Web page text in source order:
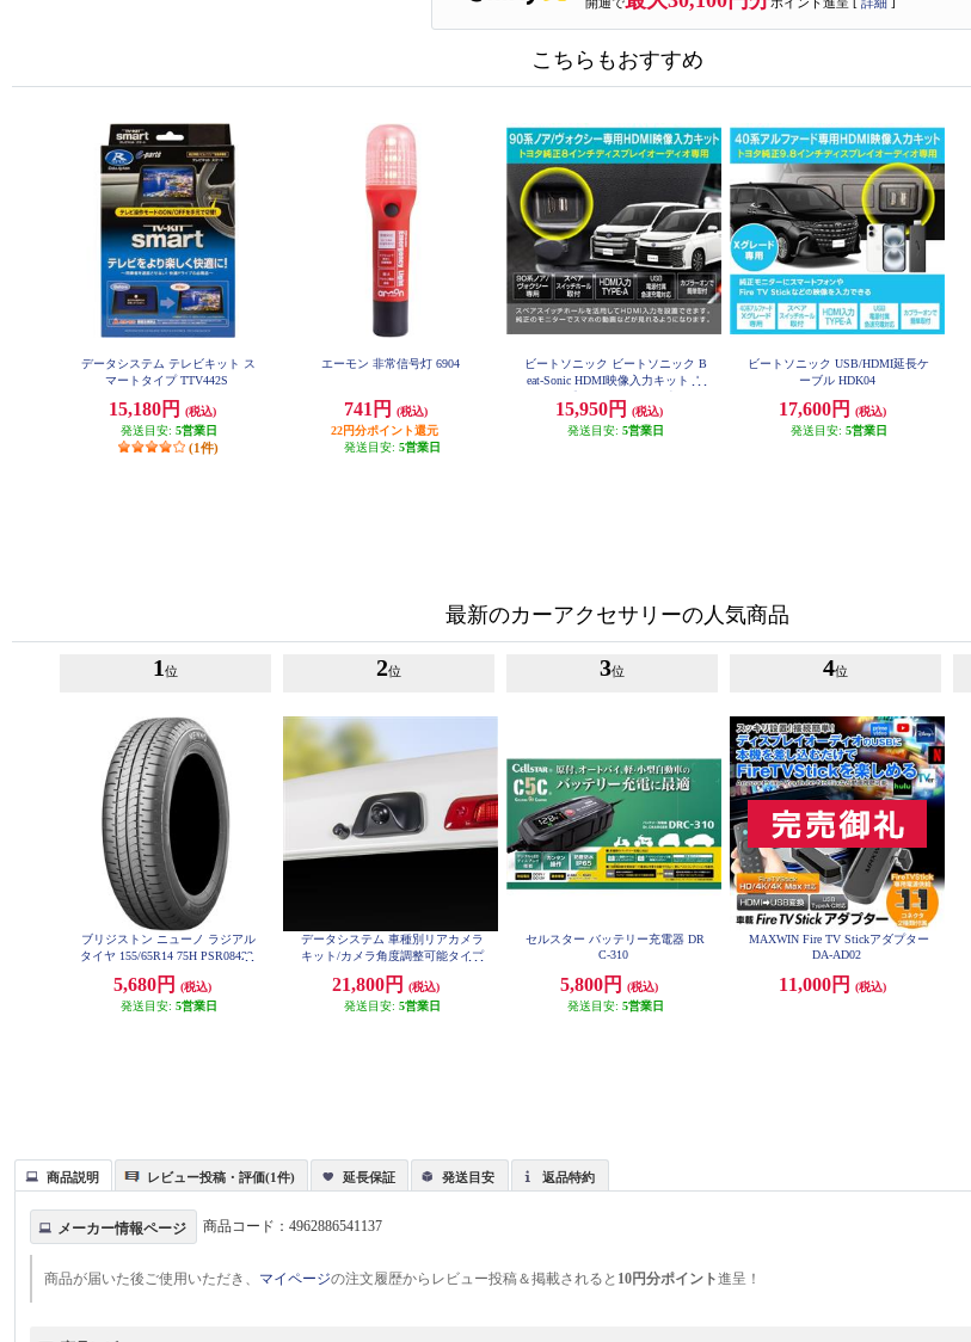
こちらもおすすめ
データシステム テレビキット ス
マートタイプ TTV442S
15,180円
(税込)
発送目安: 5営業日
(1件)
エーモン 非常信号灯 6904
741円
(税込)
22円分ポイント還元
発送目安: 5営業日
ビートソニック ビートソニック B
eat-Sonic HDMI映像入力キット ト
正ディスプレイオーディオ(8イン
チ)付き車用 HDK02A
15,950円
(税込)
発送目安: 5営業日
ビートソニック USB/HDMI延長ケ
ーブル HDK04
17,600円
(税込)
発送目安: 5営業日
最新のカーアクセサリーの人気商品
1 位
ブリジストン ニューノ ラジアル
タイヤ 155/65R14 75H PSR08422
5,680円
(税込)
発送目安: 5営業日
2位
データシステム 車種別リアカメラ
キット/カメラ角度調整可能タイプ
21,800円
(税込)
発送目安: 5営業日
3位
セルスター バッテリー充電器 DR
C-310
5,800円
(税込)
発送目安: 5営業日
4位
MAXWIN Fire TV Stickアダプター
DA-AD02
11,000円 (税込)
商品説明 レビュー投稿・評価(1件) 延長保証 発送目安 返品特約
メーカー情報ページ 商品コード：4962886541137
商品が届いた後ご使用いただき、 マイページの注文履歴からレビュー投稿＆掲載されると 10円分ポイント進呈！